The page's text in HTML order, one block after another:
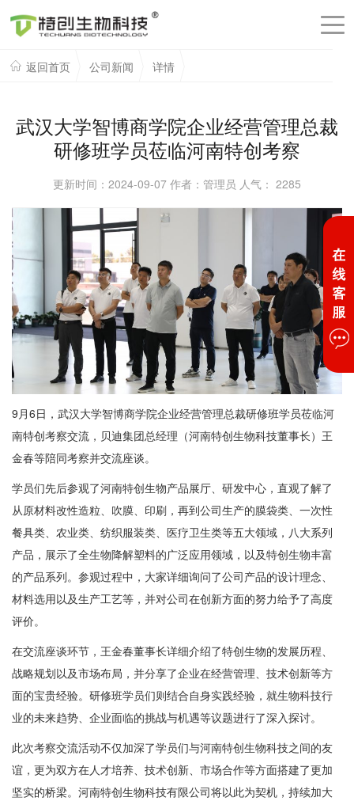
返回首页 公司新闻 详情
武汉大学智博商学院企业经营管理总裁
研修班学员莅临河南特创考察
更新时间：2024-09-07 作者：管理员 人气： 2285
9月6日，武汉大学智博商学院企业经营管理总裁研修班学员莅临河
南特创考察交流，贝迪集团总经理（河南特创生物科技董事长）王
金春等陪同考察并交流座谈。
学员们先后参观了河南特创生物产品展厅、研发中心，直观了解了
从原材料改性造粒、吹膜、印刷，再到公司生产的膜袋类、一次性
餐具类、农业类、纺织服装类、医疗卫生类等五大领域，八大系列
产品，展示了全生物降解塑料的广泛应用领域，以及特创生物丰富
的产品系列。参观过程中，大家详细询问了公司产品的设计理念、
材料选用以及生产工艺等，并对公司在创新方面的努力给予了高度
评价。
在交流座谈环节，王金春董事长详细介绍了特创生物的发展历程、
战略规划以及市场布局，并分享了企业在经营管理、技术创新等方
面的宝贵经验。研修班学员们则结合自身实践经验，就生物科技行
业的未来趋势、企业面临的挑战与机遇等议题进行了深入探讨。
此次考察交流活动不仅加深了学员们与河南特创生物科技之间的友
谊，更为双方在人才培养、技术创新、市场合作等方面搭建了更加
坚实的桥梁。河南特创生物科技有限公司将以此为契机，持续加大